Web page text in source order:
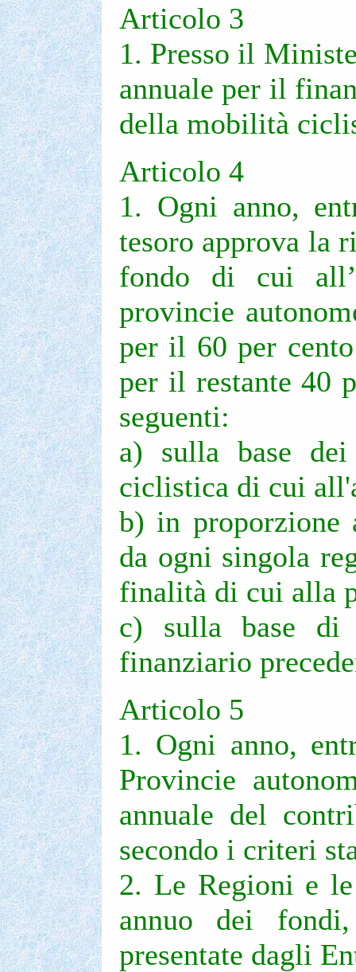
Articolo 3
1. Presso il
annuale per il
della mobilità
Articolo 4
1. Ogni anno,
tesoro approva la
fondo di cui
provincie
per il 60 per
per il restante 40
seguenti:
a) sulla base
ciclistica di cui
b) in proporzione
da ogni singola
finalità di cui alla
c) sulla base di
finanziario
Articolo 5
1. Ogni anno,
Provincie
annuale del
secondo i criteri
2. Le Regioni e
annuo dei
presentate dagli